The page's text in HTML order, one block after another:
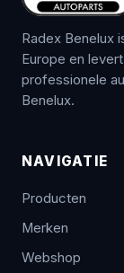
Radex Benelux
Europe en
professionele
Benelux.
NAVIGATIE
Producten
Merken
Webshop